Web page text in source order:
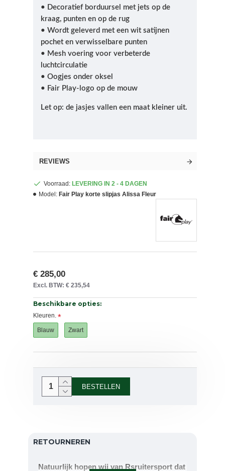
• Decoratief borduursel met jets op de
kraag, punten en op de rug
• Wordt geleverd met een wit satijnen
pochet en verwisselbare punten
• Mesh voering voor verbeterde
luchtcirculatie
• Oogjes onder oksel
• Fair Play-logo op de mouw
Let op: de jasjes vallen een maat kleiner uit.
REVIEWS
Voorraad: LEVERING IN 2 - 4 DAGEN
Model: Fair Play korte slipjas Alissa Fleur
€ 285,00
Excl. BTW: € 235,54
Beschikbare opties:
Kleuren.
Blauw Zwart
BESTELLEN
RETOURNEREN
Natuurlijk hopen wij van Rsruitersport dat